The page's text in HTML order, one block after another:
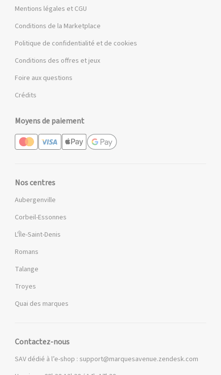
Mentions légales et CGU
Conditions de la Marketplace
Politique de confidentialité et de cookies
Conditions des offres et jeux
Foire aux questions
Crédits
Moyens de paiement
Nos centres
Aubergenville
Corbeil-Essonnes
L'Île-Saint-Denis
Romans
Talange
Troyes
Quai des marques
Contactez-nous
SAV dédié à l’e-shop : support@marquesavenue.zendesk.com